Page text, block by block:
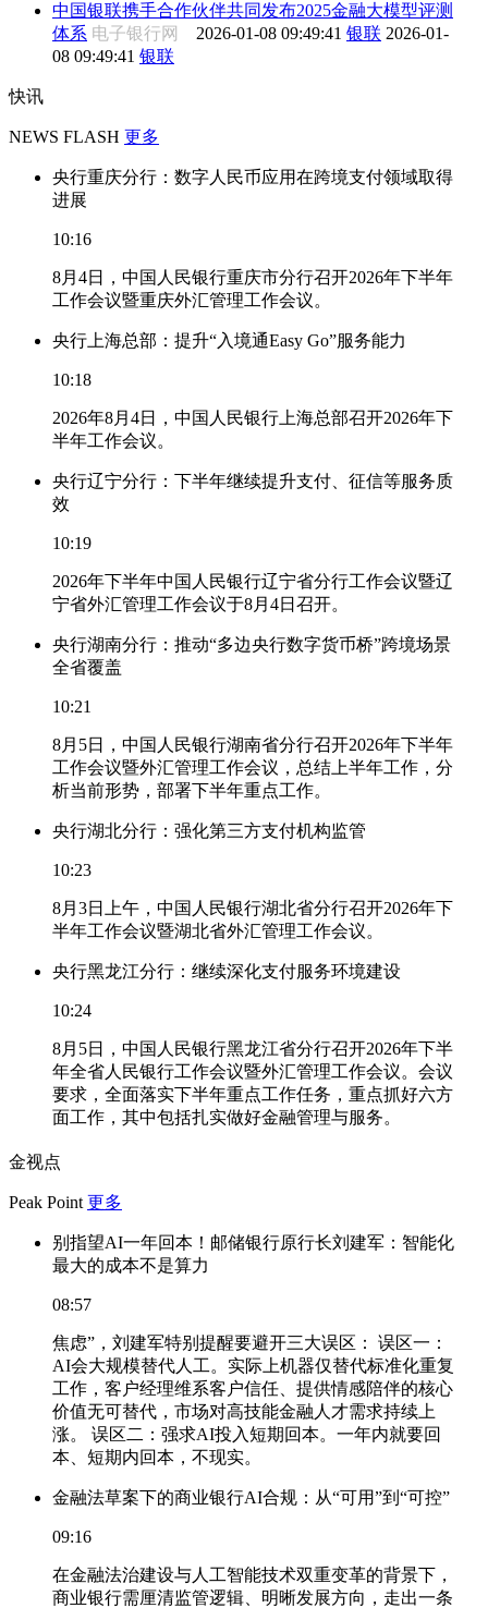
中国银联携手合作伙伴共同发布2025金融大模型评测
体系 电子银行网 2026-01-08 09:49:41 银联 2026-01-
08 09:49:41 银联
快讯
NEWS FLASH 更多
央行重庆分行：数字人民币应用在跨境支付领域取得
进展
10:16
8月4日，中国人民银行重庆市分行召开2026年下半年
工作会议暨重庆外汇管理工作会议。
央行上海总部：提升“入境通Easy Go”服务能力
10:18
2026年8月4日，中国人民银行上海总部召开2026年下
半年工作会议。
央行辽宁分行：下半年继续提升支付、征信等服务质
效
10:19
2026年下半年中国人民银行辽宁省分行工作会议暨辽
宁省外汇管理工作会议于8月4日召开。
央行湖南分行：推动“多边央行数字货币桥”跨境场景
全省覆盖
10:21
8月5日，中国人民银行湖南省分行召开2026年下半年
工作会议暨外汇管理工作会议，总结上半年工作，分
析当前形势，部署下半年重点工作。
央行湖北分行：强化第三方支付机构监管
10:23
8月3日上午，中国人民银行湖北省分行召开2026年下
半年工作会议暨湖北省外汇管理工作会议。
央行黑龙江分行：继续深化支付服务环境建设
10:24
8月5日，中国人民银行黑龙江省分行召开2026年下半
年全省人民银行工作会议暨外汇管理工作会议。会议
要求，全面落实下半年重点工作任务，重点抓好六方
面工作，其中包括扎实做好金融管理与服务。
金视点
Peak Point 更多
别指望AI一年回本！邮储银行原行长刘建军：智能化
最大的成本不是算力
08:57
焦虑”，刘建军特别提醒要避开三大误区： 误区一：
AI会大规模替代人工。实际上机器仅替代标准化重复
工作，客户经理维系客户信任、提供情感陪伴的核心
价值无可替代，市场对高技能金融人才需求持续上
涨。 误区二：强求AI投入短期回本。一年内就要回
本、短期内回本，不现实。
金融法草案下的商业银行AI合规：从“可用”到“可控”
09:16
在金融法治建设与人工智能技术双重变革的背景下，
商业银行需厘清监管逻辑、明晰发展方向，走出一条